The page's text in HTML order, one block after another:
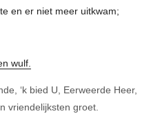
en er niet meer uitkwam;
wulf.
‘k bied U, Eerweerde Heer,
vriendelijksten groet.